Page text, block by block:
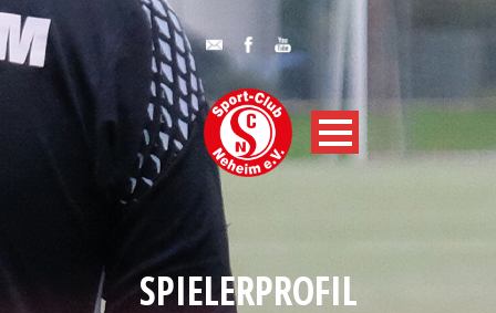
SPIELERPROFIL